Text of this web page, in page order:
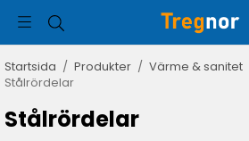
Startsida / Produkter / Värme & sanitet
Stålrördelar
Stålrördelar